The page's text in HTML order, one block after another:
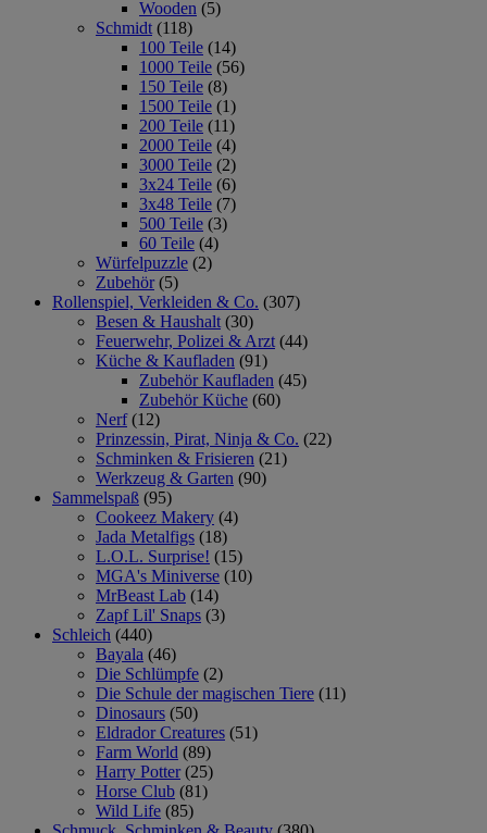
Wooden (5)
Schmidt (118)
100 Teile (14)
1000 Teile (56)
150 Teile (8)
1500 Teile (1)
200 Teile (11)
2000 Teile (4)
3000 Teile (2)
3x24 Teile (6)
3x48 Teile (7)
500 Teile (3)
60 Teile (4)
Würfelpuzzle (2)
Zubehör (5)
Rollenspiel, Verkleiden & Co. (307)
Besen & Haushalt (30)
Feuerwehr, Polizei & Arzt (44)
Küche & Kaufladen (91)
Zubehör Kaufladen (45)
Zubehör Küche (60)
Nerf (12)
Prinzessin, Pirat, Ninja & Co. (22)
Schminken & Frisieren (21)
Werkzeug & Garten (90)
Sammelspaß (95)
Cookeez Makery (4)
Jada Metalfigs (18)
L.O.L. Surprise! (15)
MGA's Miniverse (10)
MrBeast Lab (14)
Zapf Lil' Snaps (3)
Schleich (440)
Bayala (46)
Die Schlümpfe (2)
Die Schule der magischen Tiere (11)
Dinosaurs (50)
Eldrador Creatures (51)
Farm World (89)
Harry Potter (25)
Horse Club (81)
Wild Life (85)